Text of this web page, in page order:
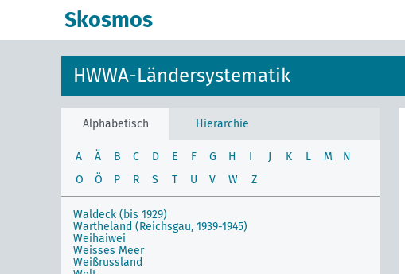
Skosmos
HWWA-Ländersystematik
Alphabetisch Hierarchie
A Ä B C D E F G H I J K L M
N
O
Ö P R S T U V W Z
Waldeck (bis 1929)
Wartheland (Reichsgau, 1939-1945)
Weihaiwei
Weisses Meer
Weißrussland